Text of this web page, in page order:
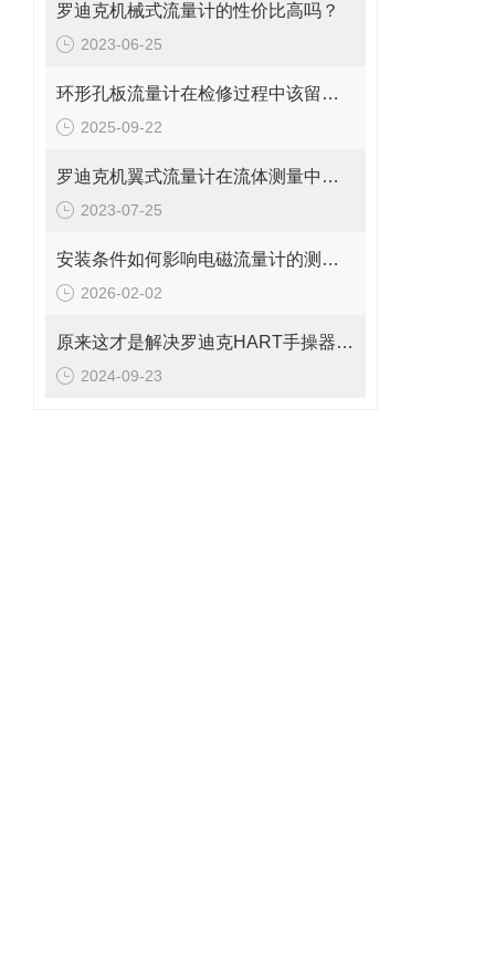
罗迪克机械式流量计的性价比高吗？
2023-06-25
环形孔板流量计在检修过程中该留意的事项
2025-09-22
罗迪克机翼式流量计在流体测量中的重要性
2023-07-25
安装条件如何影响电磁流量计的测量精度?
2026-02-02
原来这才是解决罗迪克HART手操器常见故障的正确方法！
2024-09-23